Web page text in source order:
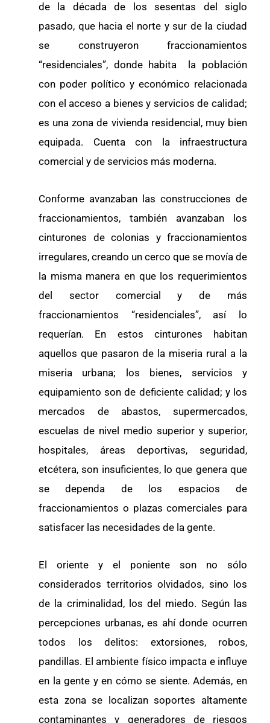
de la década de los sesentas del siglo
pasado, que hacia el norte y sur de la ciudad
se construyeron fraccionamientos
“residenciales”, donde habita la población
con poder político y económico relacionada
con el acceso a bienes y servicios de calidad;
es una zona de vivienda residencial, muy bien
equipada. Cuenta con la infraestructura
comercial y de servicios más moderna.
Conforme avanzaban las construcciones de
fraccionamientos, también avanzaban los
cinturones de colonias y fraccionamientos
irregulares, creando un cerco que se movía de
la misma manera en que los requerimientos
del sector comercial y de más
fraccionamientos “residenciales”, así lo
requerían. En estos cinturones habitan
aquellos que pasaron de la miseria rural a la
miseria urbana; los bienes, servicios y
equipamiento son de deficiente calidad; y los
mercados de abastos, supermercados,
escuelas de nivel medio superior y superior,
hospitales, áreas deportivas, seguridad,
etcétera, son insuficientes, lo que genera que
se dependa de los espacios de
fraccionamientos o plazas comerciales para
satisfacer las necesidades de la gente.
El oriente y el poniente son no sólo
considerados territorios olvidados, sino los
de la criminalidad, los del miedo. Según las
percepciones urbanas, es ahí donde ocurren
todos los delitos: extorsiones, robos,
pandillas. El ambiente físico impacta e influye
en la gente y en cómo se siente. Además, en
esta zona se localizan soportes altamente
contaminantes y generadores de riesgos